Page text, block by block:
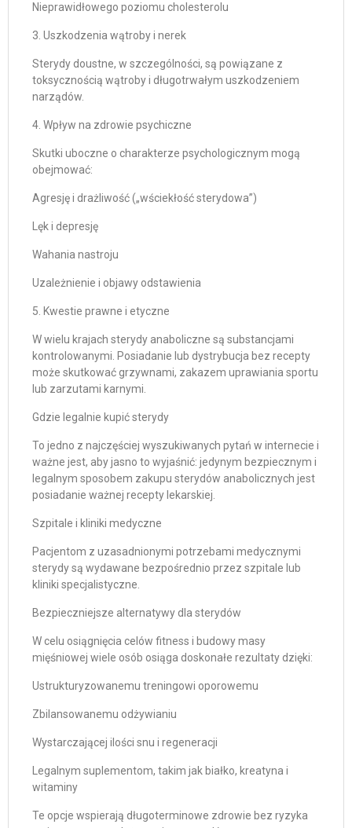
Nieprawidłowego poziomu cholesterolu
3. Uszkodzenia wątroby i nerek
Sterydy doustne, w szczególności, są powiązane z
toksycznością wątroby i długotrwałym uszkodzeniem
narządów.
4. Wpływ na zdrowie psychiczne
Skutki uboczne o charakterze psychologicznym mogą
obejmować:
Agresję i drażliwość („wściekłość sterydowa”)
Lęk i depresję
Wahania nastroju
Uzależnienie i objawy odstawienia
5. Kwestie prawne i etyczne
W wielu krajach sterydy anaboliczne są substancjami
kontrolowanymi. Posiadanie lub dystrybucja bez recepty
może skutkować grzywnami, zakazem uprawiania sportu
lub zarzutami karnymi.
Gdzie legalnie kupić sterydy
To jedno z najczęściej wyszukiwanych pytań w internecie i
ważne jest, aby jasno to wyjaśnić: jedynym bezpiecznym i
legalnym sposobem zakupu sterydów anabolicznych jest
posiadanie ważnej recepty lekarskiej.
Szpitale i kliniki medyczne
Pacjentom z uzasadnionymi potrzebami medycznymi
sterydy są wydawane bezpośrednio przez szpitale lub
kliniki specjalistyczne.
Bezpieczniejsze alternatywy dla sterydów
W celu osiągnięcia celów fitness i budowy masy
mięśniowej wiele osób osiąga doskonałe rezultaty dzięki:
Ustrukturyzowanemu treningowi oporowemu
Zbilansowanemu odżywianiu
Wystarczającej ilości snu i regeneracji
Legalnym suplementom, takim jak białko, kreatyna i
witaminy
Te opcje wspierają długoterminowe zdrowie bez ryzyka